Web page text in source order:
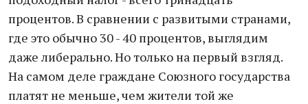
процентов. В сравнении с развитыми странами,
где это обычно 30 - 40 процентов, выглядим
даже либерально. Но только на первый взгляд.
На самом деле граждане Союзного государства
платят не меньше, чем жители той же